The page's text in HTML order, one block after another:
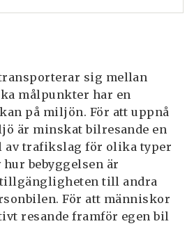
som
meter
från
hållplats
sig mellan
målpunkter har en
på miljön. För att uppnå
är minskat bilresande en
av trafikslag för olika typer
bebyggelsen är
till andra
För att människor
resande framför egen bil